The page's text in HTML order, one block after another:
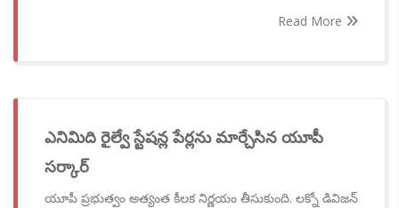
Read More
ఎనిమిది రైల్వే స్టేషన్ల పేర్లను మార్చేసిన యూపీ
సర్కార్
యూపీ ప్రభుత్వం అత్యంత కీలక నిర్ణయం తీసుకుంది. లక్నో డివిజన్